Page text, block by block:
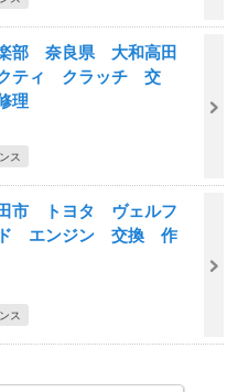
部 奈良県 大和高田
ティ クラッチ 交
理
ス
市 トヨタ ヴェルフ
エンジン 交換 作
ス